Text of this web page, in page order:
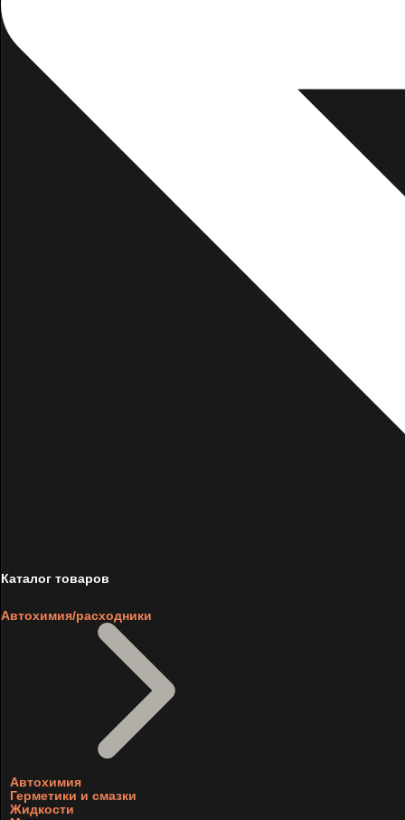
Каталог товаров
Автохимия/расходники
Автохимия
Герметики и смазки
Жидкости